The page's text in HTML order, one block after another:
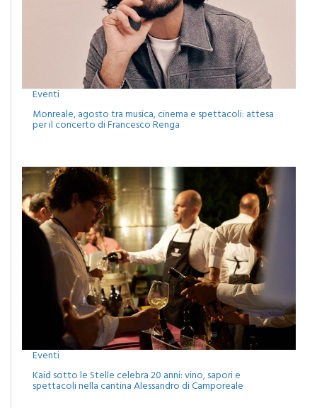
Eventi
Monreale, agosto tra musica, cinema e spettacoli: attesa
Eventi
Kaid sotto le Stelle celebra 20 anni: vino, sapori e